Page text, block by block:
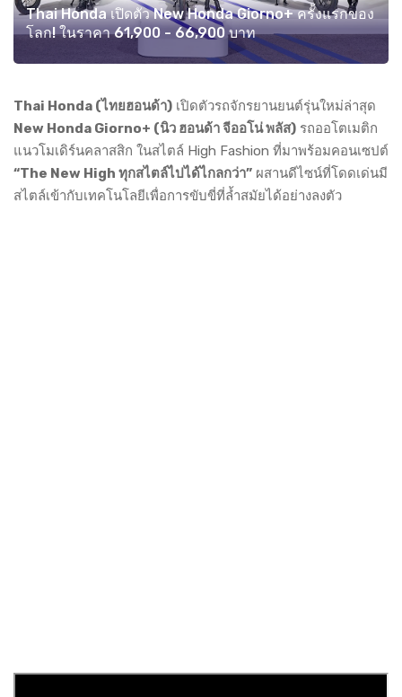
Thai Honda เปิดตัว New Honda Giorno+ ครั้งแรกของ
โลก! ในราคา 61,900 - 66,900 บาท
Thai Honda (ไทยฮอนด้า) เปิดตัวรถจักรยานยนต์รุ่นใหม่ล่าสุด
New Honda Giorno+ (นิว ฮอนด้า จีออโน่ พลัส) รถออโตเมติก
แนวโมเดิร์นคลาสสิก ในสไตล์ High Fashion ที่มาพร้อมคอนเซปต์
“The New High ทุกสไตล์ไปได้ไกลกว่า” ผสานดีไซน์ที่โดดเด่นมี
สไตล์เข้ากับเทคโนโลยีเพื่อการขับขี่ที่ล้ำสมัยได้อย่างลงตัว